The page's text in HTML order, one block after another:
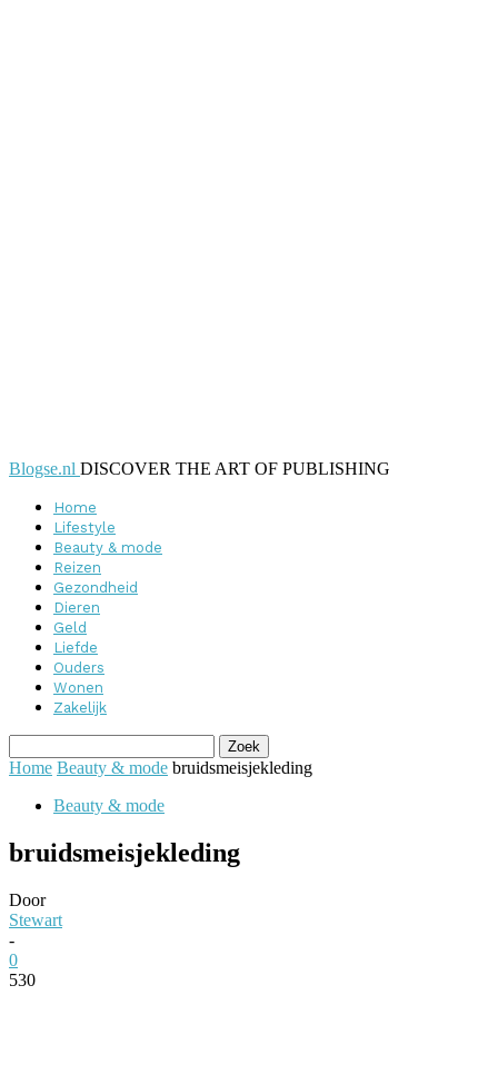
Blogse.nl DISCOVER THE ART OF PUBLISHING
Home
Lifestyle
Beauty & mode
Reizen
Gezondheid
Dieren
Geld
Liefde
Ouders
Wonen
Zakelijk
Home Beauty & mode bruidsmeisjekleding
Beauty & mode
bruidsmeisjekleding
Door
Stewart
-
0
530